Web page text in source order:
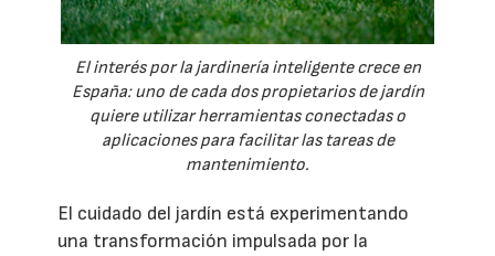
El interés por la jardinería inteligente crece en
España: uno de cada dos propietarios de jardín
quiere utilizar herramientas conectadas o
aplicaciones para facilitar las tareas de
mantenimiento.
El cuidado del jardín está experimentando
una transformación impulsada por la